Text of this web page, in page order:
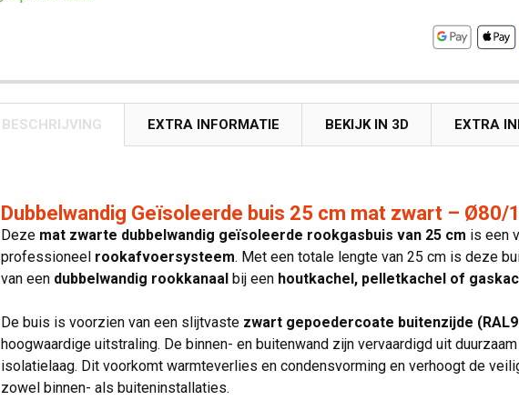
BESCHRIJVING EXTRA INFORMATIE BEKIJK IN 3D EXTRA
Dubbelwandig Geïsoleerde buis 25 cm mat zwart – Ø80/
Deze mat zwarte dubbelwandig geïsoleerde rookgasbuis van 25 cm is een
professioneel rookafvoersysteem. Met een totale lengte van 25 cm is deze
van een dubbelwandig rookkanaal bij een houtkachel, pelletkachel of
De buis is voorzien van een slijtvaste zwart gepoedercoate buitenzijde
hoogwaardige uitstraling. De binnen- en buitenwand zijn vervaardigd uit duurzaam
isolatielaag. Dit voorkomt warmteverlies en condensvorming en verhoogt de
zowel binnen- als buiteninstallaties.